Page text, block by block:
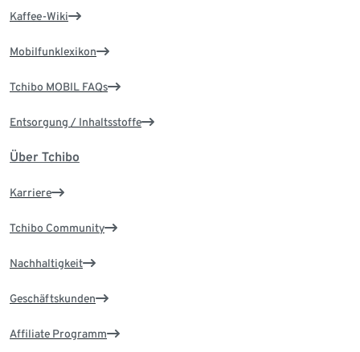
Kaffee-Wiki
Mobilfunklexikon
Tchibo MOBIL FAQs
Entsorgung / Inhaltsstoffe
Über Tchibo
Karriere
Tchibo Community
Nachhaltigkeit
Geschäftskunden
Affiliate Programm